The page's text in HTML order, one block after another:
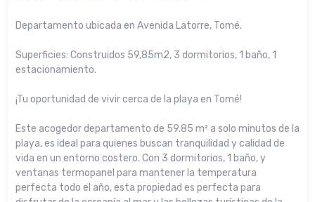
Departamento ubicada en Avenida Latorre, Tomé.
Superficies: Construidos 59,85m2, 3 dormitorios, 1 baño, 1
estacionamiento.
¡Tu oportunidad de vivir cerca de la playa en Tomé!
Este acogedor departamento de 59.85 m² a solo minutos de la
playa, es ideal para quienes buscan tranquilidad y calidad de
vida en un entorno costero. Con 3 dormitorios, 1 baño, y
ventanas termopanel para mantener la temperatura
perfecta todo el año, esta propiedad es perfecta para